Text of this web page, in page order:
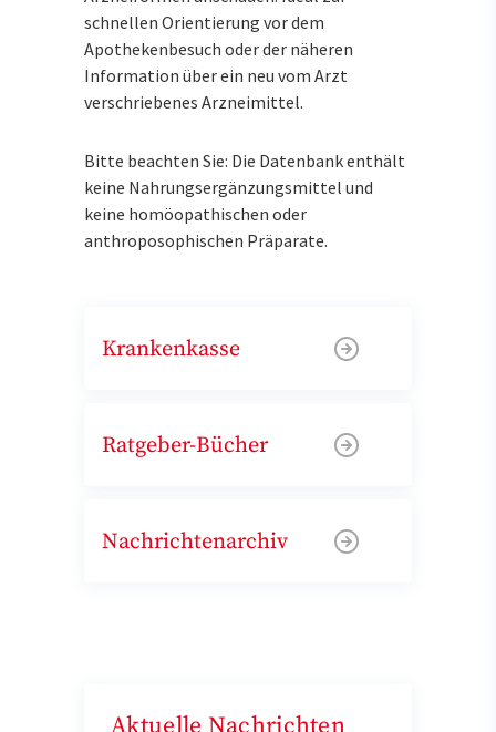
schnellen Orientierung vor dem
Apothekenbesuch oder der näheren
Information über ein neu vom Arzt
verschriebenes Arzneimittel.
Bitte beachten Sie: Die Datenbank enthält
keine Nahrungsergänzungsmittel und
keine homöopathischen oder
anthroposophischen Präparate.
Krankenkasse
Ratgeber-Bücher
Nachrichtenarchiv
Aktuelle Nachrichten